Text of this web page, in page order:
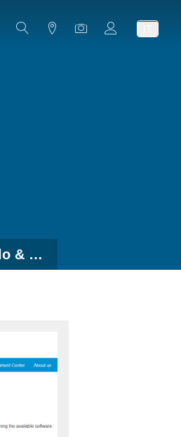
Dati del Veicolo & Software